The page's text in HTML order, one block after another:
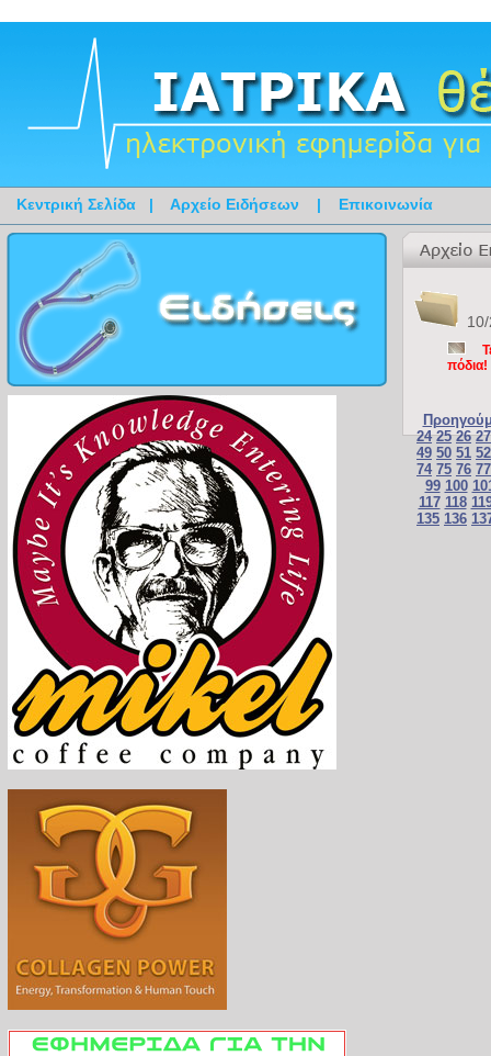
Κεντρική Σελίδα | Αρχείο Ειδήσεων | Επικοινωνία
πόδια!
24 25 26 27
49 50 51 52
74 75 76 77
99 100
117 118
135 136